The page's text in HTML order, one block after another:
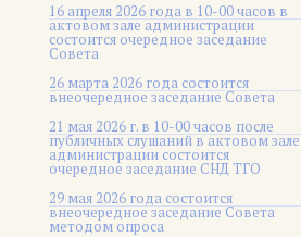
16 апреля 2026 года в 10-00 часов в
актовом зале администрации
состоится очередное заседание
Совета
26 марта 2026 года состоится
внеочередное заседание Совета
21 мая 2026 г. в 10-00 часов после
публичных слушаний в актовом зале
администрации состоится
очередное заседание СНД ТГО
29 мая 2026 года состоится
внеочередное заседание Совета
методом опроса